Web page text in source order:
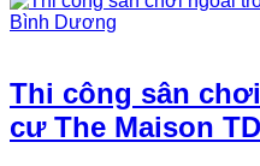
Thi công sân
cư The Maison